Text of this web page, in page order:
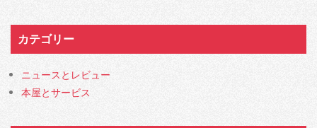
カテゴリー
ニュースとレビュー
本屋とサービス